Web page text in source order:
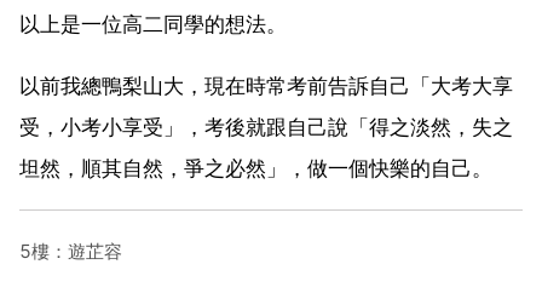
以上是一位高二同學的想法。
以前我總鴨梨山大，現在時常考前告訴自己「大考大享
受，小考小享受」，考後就跟自己說「得之淡然，失之
坦然，順其自然，爭之必然」，做一個快樂的自己。
5樓：遊芷容